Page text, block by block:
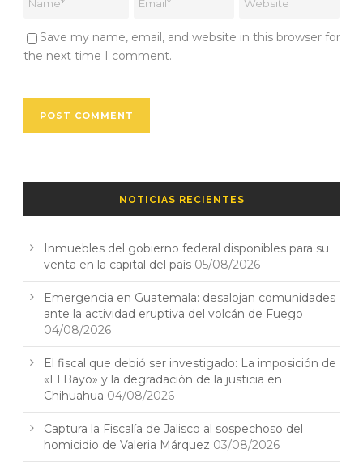
Save my name, email, and website in this browser for
the next time I comment.
NOTICIAS RECIENTES
Inmuebles del gobierno federal disponibles para su
venta en la capital del país 05/08/2026
Emergencia en Guatemala: desalojan comunidades
ante la actividad eruptiva del volcán de Fuego
04/08/2026
El fiscal que debió ser investigado: La imposición de
«El Bayo» y la degradación de la justicia en
Chihuahua 04/08/2026
Captura la Fiscalía de Jalisco al sospechoso del
homicidio de Valeria Márquez 03/08/2026